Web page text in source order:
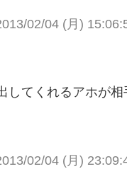
02/04 (月)
してくれるアホが
02/04 (月)